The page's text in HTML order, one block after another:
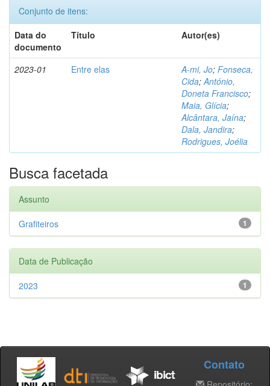
Conjunto de itens:
Data do
documento
Título Autor(es)
2023-01 Entre elas A-mi, Jo; Fonseca,
Cida;António,
Doneta Francisco;
Maia, Glícia;
Alcântara, Jaína;
Dala, Jandira;
Rodrigues, Joélia
Busca facetada
Assunto
1
Grafiteiros
Data de Publicação
1
2023
Contato